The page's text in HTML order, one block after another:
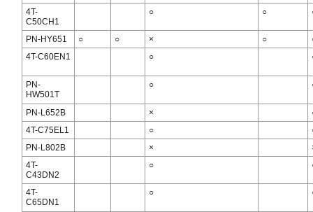
4T-
C50CH1
○ ○
PN-HY651 ○ ○ × ○
4T-C60EN1
○
PN-
HW501T
○
PN-L652B ×
4T-C75EL1
○
PN-L802B
×
4T-
C43DN2
○
4T-
C65DN1
○